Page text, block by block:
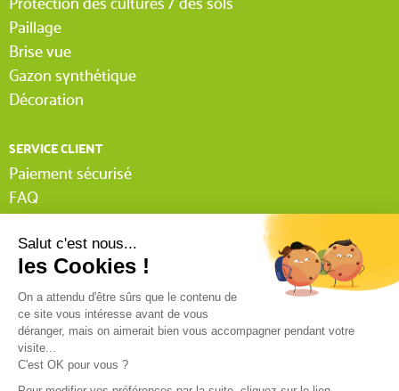
Paillage
Brise vue
Gazon synthétique
Décoration
SERVICE CLIENT
Paiement sécurisé
FAQ
Lexique Tissnet
Suivi commande invité
Contactez-nous